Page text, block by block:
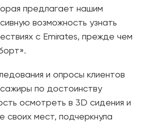
предлагает нашим
возможность узнать
с Emirates, прежде чем
и опросы клиентов
по достоинству
осмотреть в 3D сидения и
своих мест, подчеркнула